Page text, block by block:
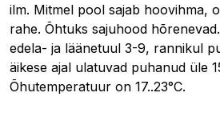
ilm. Mitmel pool sajab hoovihma,
rahe. Õhtuks sajuhood
edela- ja läänetuul 3-9, rannikul
äikese ajal ulatuvad puhanud üle
Õhutemperatuur on 17..23°C.